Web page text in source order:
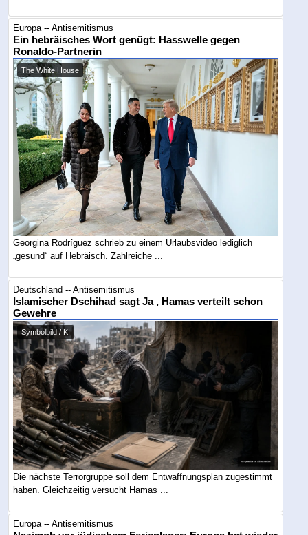
Europa -- Antisemitismus
Ein hebräisches Wort genügt: Hasswelle gegen
Ronaldo-Partnerin
The White House
Georgina Rodríguez schrieb zu einem Urlaubsvideo lediglich
„gesund“ auf Hebräisch. Zahlreiche ...
Deutschland -- Antisemitismus
Islamischer Dschihad sagt Ja , Hamas verteilt schon
Gewehre
Symbolbild / KI
Die nächste Terrorgruppe soll dem Entwaffnungsplan zugestimmt
haben. Gleichzeitig versucht Hamas ...
Europa -- Antisemitismus